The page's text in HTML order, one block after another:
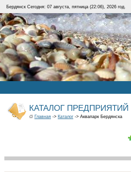
Бердянск Сегодня: 07 августа, пятница (22:06), 2026 год.
КАТАЛОГ ПРЕДПРИЯТИЙ
Главная -> Каталог -> Аквапарк Бердянска